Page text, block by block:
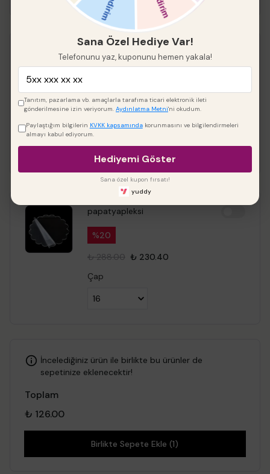
Keskin Kenar Yuvarlak
Pleksi 2 li
₺ 288.00 ₺ 230.40
Çap
papatyapleksi
%20
₺ 288.00 ₺ 230.40
Çap
İncelediğiniz ürün ile birlikte bu ürünler de
sepetinize eklenecektir!
Toplam
₺ 126.00
Birlikte Sepete Ekle (1)
Sana Özel Hediye Var!
Telefonunu yaz, kuponunu hemen yakala!
Tanıtım, pazarlama vb. amaçlarla tarafıma ticari elektronik ileti
gönderilmesine izin veriyorum. Aydınlatma Metni'ni okudum.
Paylaştığım bilgilerin KVKK kapsamındakorunmasını ve bilgilendirmeleri
almayı kabul ediyorum.
Hediyemi Göster
Sana özel kupon fırsatı!
yuddy